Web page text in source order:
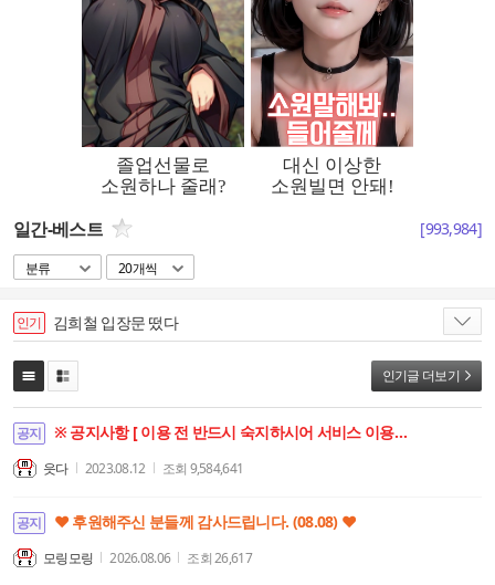
일간-베스트 [993,984]
분류 20개씩
인기 김희철 입장문 떴다
인기글 더보기
공지 ※ 공지사항 [ 이용 전 반드시 숙지하시어 서비스 이용에 차질이 없으시기 바랍니다. ]
읏다 2023.08.12 조회 9,584,641
공지 ❤️ 후원해주신 분들께 감사드립니다. (08.08) ❤️
모링모링 2026.08.06 조회26,617